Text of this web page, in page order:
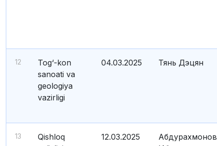
12
Tog‘-kon
sanoati va
geologiya
vazirligi
04.03.2025 Тянь Дэцян
13
Qishloq
12.03.2025
Абдурахмонов